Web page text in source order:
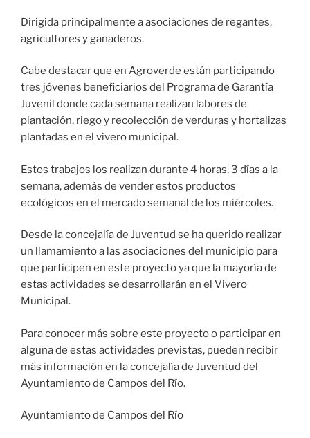
Dirigida principalmente a asociaciones de regantes,
agricultores y ganaderos.
Cabe destacar que en Agroverde están participando
tres jóvenes beneficiarios del Programa de Garantía
Juvenil donde cada semana realizan labores de
plantación, riego y recolección de verduras y hortalizas
plantadas en el vivero municipal.
Estos trabajos los realizan durante 4 horas, 3 días a la
semana, además de vender estos productos
ecológicos en el mercado semanal de los miércoles.
Desde la concejalía de Juventud se ha querido realizar
un llamamiento a las asociaciones del municipio para
que participen en este proyecto ya que la mayoría de
estas actividades se desarrollarán en el Vivero
Municipal.
Para conocer más sobre este proyecto o participar en
alguna de estas actividades previstas, pueden recibir
más información en la concejalía de Juventud del
Ayuntamiento de Campos del Río.
Ayuntamiento de Campos del Río